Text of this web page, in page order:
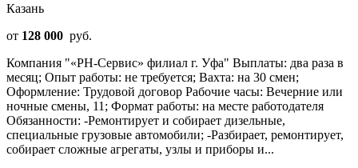
Казань
от 128 000 руб.
Компания "«РН-Сервис» филиал г. Уфа" Выплаты: два раза в
месяц; Опыт работы: не требуется; Вахта: на 30 смен;
Оформление: Трудовой договор Рабочие часы: Вечерние или
ночные смены, 11; Формат работы: на месте работодателя
Обязанности: -Ремонтирует и собирает дизельные,
специальные грузовые автомобили; -Разбирает, ремонтирует,
собирает сложные агрегаты, узлы и приборы и...